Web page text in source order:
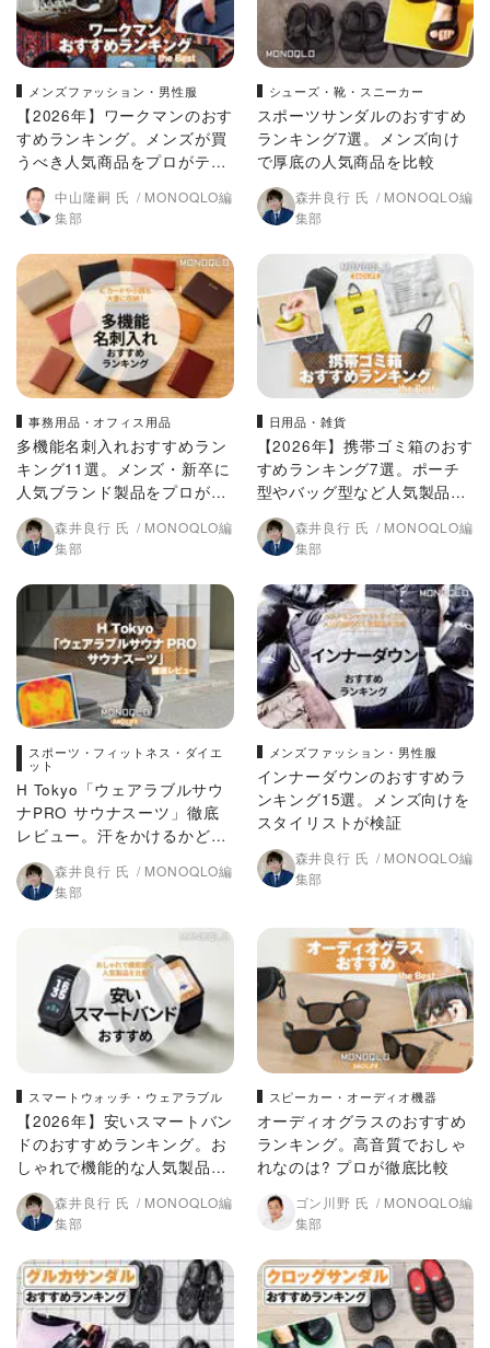
メンズファッション・男性服
【2026年】ワークマンのおす
すめランキング。メンズが買
うべき人気商品をプロがテス
ト
中山隆嗣 氏
MONOQLO編
集部
シューズ・靴・スニーカー
スポーツサンダルのおすすめ
ランキング7選。メンズ向け
で厚底の人気商品を比較
森井良行 氏
MONOQLO編
集部
事務用品・オフィス用品
多機能名刺入れおすすめラン
キング11選。メンズ・新卒に
人気ブランド製品をプロが比
較
森井良行 氏
MONOQLO編
集部
日用品・雑貨
【2026年】携帯ゴミ箱のおす
すめランキング7選。ポーチ
型やバッグ型など人気製品を
比較
森井良行 氏
MONOQLO編
集部
スポーツ・フィットネス・ダイエ
ット
H Tokyo「ウェアラブルサウ
ナPRO サウナスーツ」徹底
レビュー。汗をかけるかどう
かガチ検証！
森井良行 氏
MONOQLO編
集部
メンズファッション・男性服
インナーダウンのおすすめラ
ンキング15選。メンズ向けを
スタイリストが検証
森井良行 氏
MONOQLO編
集部
スマートウォッチ・ウェアラブル
【2026年】安いスマートバン
ドのおすすめランキング。お
しゃれで機能的な人気製品を
比較
森井良行 氏
MONOQLO編
集部
スピーカー・オーディオ機器
オーディオグラスのおすすめ
ランキング。高音質でおしゃ
れなのは? プロが徹底比較
ゴン川野 氏
MONOQLO編
集部